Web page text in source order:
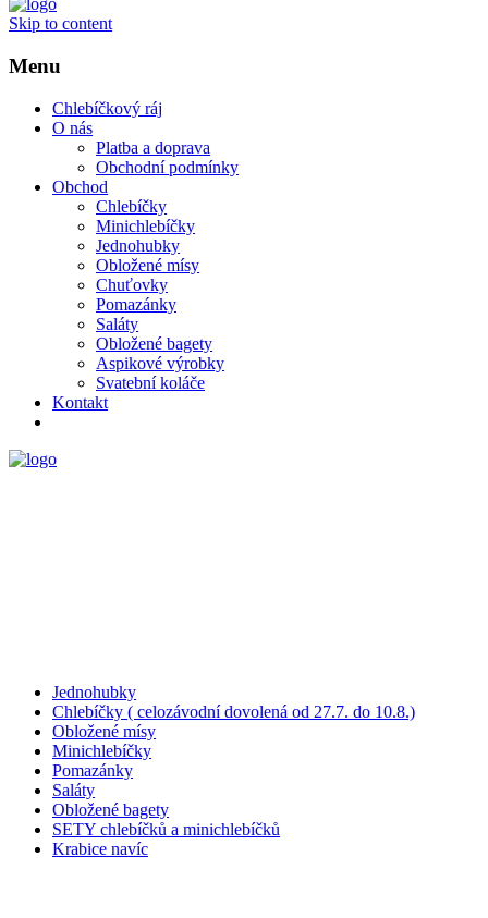
Skip to content
Menu
Chlebíčkový ráj
O nás
Platba a doprava
Obchodní podmínky
Obchod
Chlebíčky
Minichlebíčky
Jednohubky
Obložené mísy
Chuťovky
Pomazánky
Saláty
Obložené bagety
Aspikové výrobky
Svatební koláče
Kontakt
Jednohubky
Chlebíčky ( celozávodní dovolená od 27.7. do 10.8.)
Obložené mísy
Minichlebíčky
Pomazánky
Saláty
Obložené bagety
SETY chlebíčků a minichlebíčků
Krabice navíc